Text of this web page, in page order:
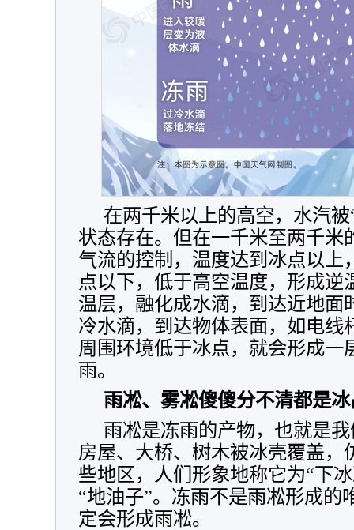
在两千米以上的高空，水汽
状态存在。但在一千米至两千米
气流的控制，温度达到冰点以上
点以下，低于高空温度，形成逆
温层，融化成水滴，到达近地面
冷水滴，到达物体表面，如电线
周围环境低于冰点，就会形成一
雨。
雨凇、雾凇傻傻分不清都是
雨凇是冻雨的产物，也就是
房屋、大桥、树木被冰壳覆盖，
些地区，人们形象地称它为“下
“地油子”。冻雨不是雨凇形成的
定会形成雨凇。